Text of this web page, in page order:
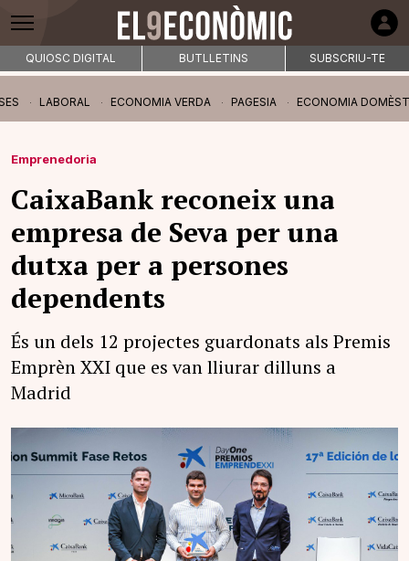
QUIOSC DIGITAL BUTLLETINS SUBSCRIU-TE
LABORAL ECONOMIA VERDA PAGESIA ECONOMIA
Emprenedoria
CaixaBank reconeix una
empresa de Seva per una
dutxa per a persones
dependents
És un dels 12 projectes guardonats als Premis
Emprèn XXI que es van lliurar dilluns a
Madrid